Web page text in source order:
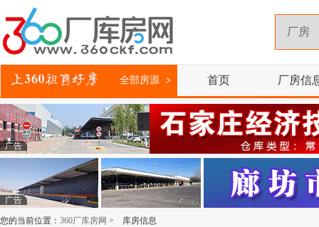
全部房源 首页 厂房信
广告
广告
您的当前位置： 360厂库房网 > 库房信息